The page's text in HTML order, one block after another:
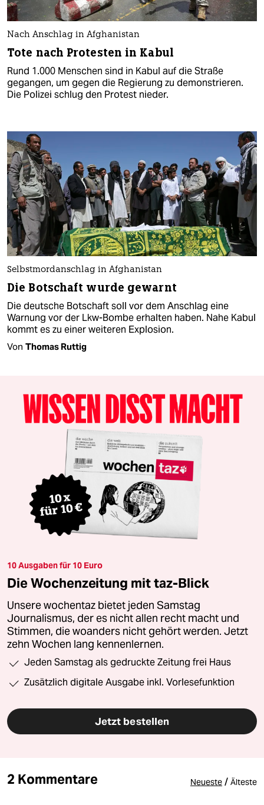
Nach Anschlag in Afghanistan
Tote nach Protesten in Kabul
Rund 1.000 Menschen sind in Kabul auf die Straße
gegangen, um gegen die Regierung zu demonstrieren.
Die Polizei schlug den Protest nieder.
Selbstmordanschlag in Afghanistan
Die Botschaft wurde gewarnt
Die deutsche Botschaft soll vor dem Anschlag eine
Warnung vor der Lkw-Bombe erhalten haben. Nahe Kabul
kommt es zu einer weiteren Explosion.
Von Thomas Ruttig
10 Ausgaben für 10 Euro
Die Wochenzeitung mit taz-Blick
Unsere wochentaz bietet jeden Samstag
Journalismus, der es nicht allen recht macht und
Stimmen, die woanders nicht gehört werden. Jetzt
zehn Wochen lang kennenlernen.
Jeden Samstag als gedruckte Zeitung frei Haus
Zusätzlich digitale Ausgabe inkl. Vorlesefunktion
Jetzt bestellen
2 Kommentare Neueste / Älteste